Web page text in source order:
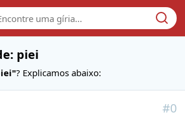
piei
? Explicamos abaixo:
#0